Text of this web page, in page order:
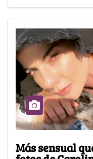
Más sensual